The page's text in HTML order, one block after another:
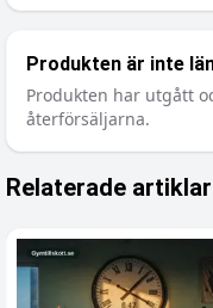
Produkten är inte
Produkten har utgått
återförsäljarna.
Relaterade artiklar